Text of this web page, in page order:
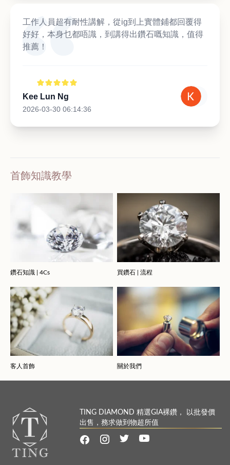
工作人員超有耐性講解，從ig到上實體鋪都回覆得
好好，本身乜都唔識，到講得出鑽石嘅知識，值得
推薦！
Kee Lun Ng
2026-03-30 06:14:36
首飾知識教學
鑽石知識 | 4Cs 買鑽石 | 流程
客人首飾 關於我們
TING DIAMOND 精選GIA裸鑽， 以批發價
出售，務求做到物超所值